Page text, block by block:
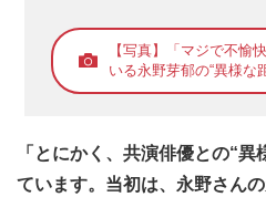
【写真】「マジで不愉
いる永野芽郁の“異様な
「とにかく、共演俳優との“
ています。当初は、永野さん